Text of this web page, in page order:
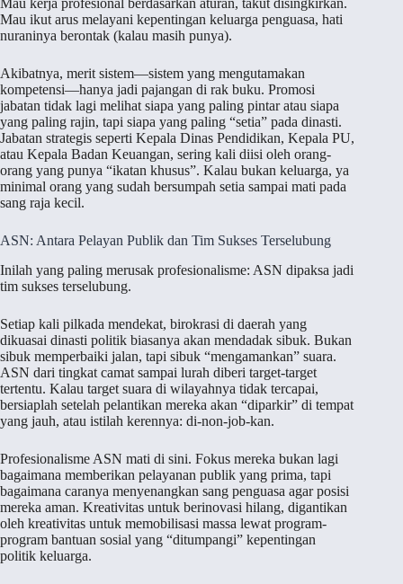
Mau ikut arus melayani kepentingan keluarga penguasa, hati
nuraninya berontak (kalau masih punya).
Akibatnya, merit sistem—sistem yang mengutamakan
kompetensi—hanya jadi pajangan di rak buku. Promosi
jabatan tidak lagi melihat siapa yang paling pintar atau siapa
yang paling rajin, tapi siapa yang paling “setia” pada dinasti.
Jabatan strategis seperti Kepala Dinas Pendidikan, Kepala PU,
atau Kepala Badan Keuangan, sering kali diisi oleh orang-
orang yang punya “ikatan khusus”. Kalau bukan keluarga, ya
minimal orang yang sudah bersumpah setia sampai mati pada
sang raja kecil.
ASN: Antara Pelayan Publik dan Tim Sukses Terselubung
Inilah yang paling merusak profesionalisme: ASN dipaksa jadi
tim sukses terselubung.
Setiap kali pilkada mendekat, birokrasi di daerah yang
dikuasai dinasti politik biasanya akan mendadak sibuk. Bukan
sibuk memperbaiki jalan, tapi sibuk “mengamankan” suara.
ASN dari tingkat camat sampai lurah diberi target-target
tertentu. Kalau target suara di wilayahnya tidak tercapai,
bersiaplah setelah pelantikan mereka akan “diparkir” di tempat
yang jauh, atau istilah kerennya: di-non-job-kan.
Profesionalisme ASN mati di sini. Fokus mereka bukan lagi
bagaimana memberikan pelayanan publik yang prima, tapi
bagaimana caranya menyenangkan sang penguasa agar posisi
mereka aman. Kreativitas untuk berinovasi hilang, digantikan
oleh kreativitas untuk memobilisasi massa lewat program-
program bantuan sosial yang “ditumpangi” kepentingan
politik keluarga.